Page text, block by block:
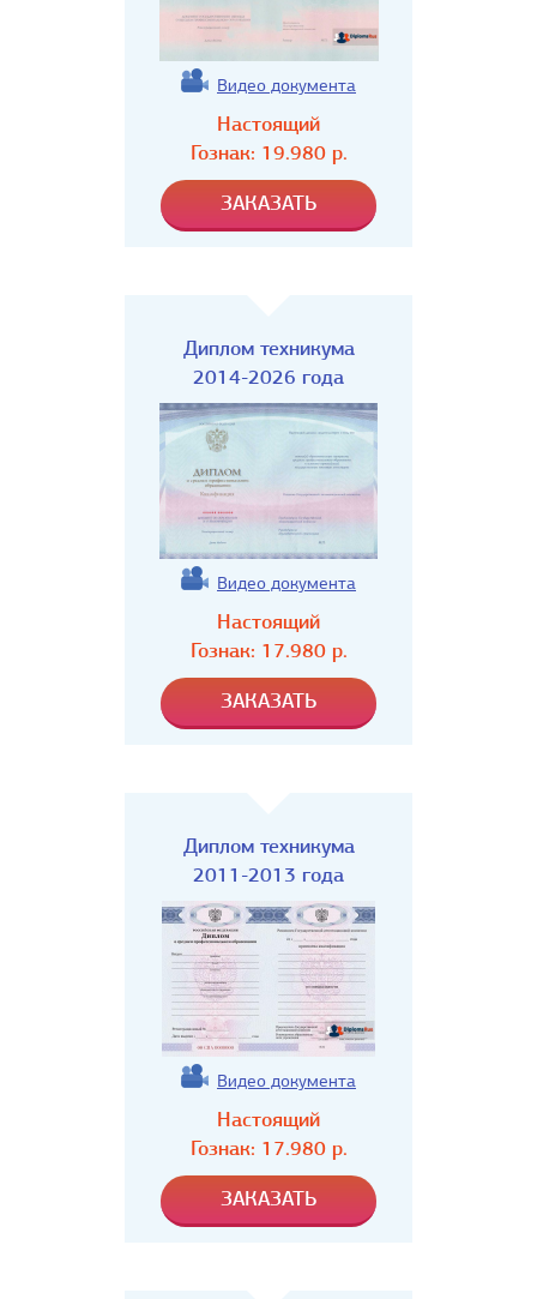
Видео документа
Настоящий
Гознак: 19.980р.
Диплом техникума
2014-2026 года
Видео документа
Настоящий
Гознак: 17.980р.
Диплом техникума
2011-2013 года
Видео документа
Настоящий
Гознак: 17.980р.